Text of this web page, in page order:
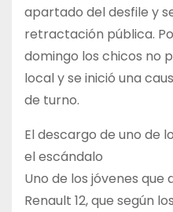
apartado del desfile y
retractación pública.
domingo los chicos no
local y se inició una
de turno.
El descargo de uno de
el escándalo
Uno de los jóvenes
Renault 12, que según